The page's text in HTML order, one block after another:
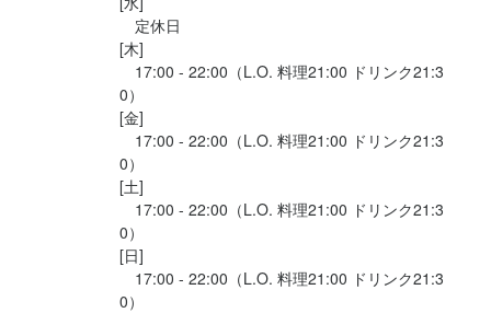
・季節のフルーツデザート
さらに贅沢したい方はこちら
お任せプラチナムコース　35,200円
鮑・キャビア・トリュフなど、
高級食材をふんだんに使った最上級コース✨
定休日
[木]
17:00 - 22:00（L.O. 料理21:00 ドリンク21:3
0）
[金]
17:00 - 22:00（L.O. 料理21:00 ドリンク21:3
0）
[土]
17:00 - 22:00（L.O. 料理21:00 ドリンク21:3
0）
[日]
17:00 - 22:00（L.O. 料理21:00 ドリンク21:3
0）
京都の地に根差した、皆様に喜びと感動をお届けできるお店づく
りと働くスタッフにもやりがいを感じていただけるお店づくりを
旨いお酒と美味しい鮨を提供し、お客様の喜びや笑顔を見て、一
緒にがんばりましょう！
★ホームページ
https://www.kyoto-sushi-ryuka.com
★TikTok随時更新中！
https://vt.tiktok.com/ZSDhqSaEp/
アカウントは「京都 鮨 流嘉 SUSHI RYUKA」